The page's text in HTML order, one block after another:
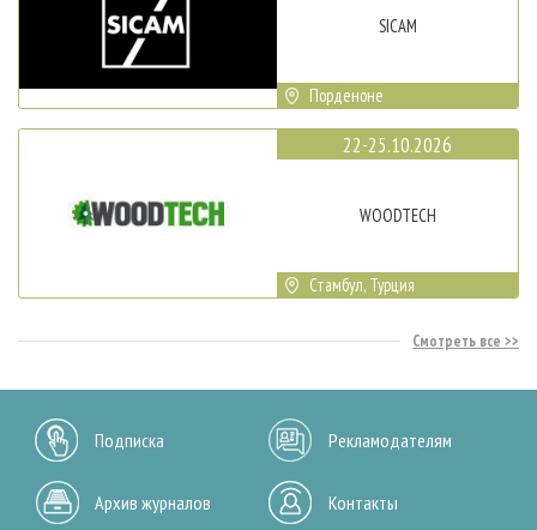
SICAM
Порденоне
22-25.10.2026
WOODTECH
Стамбул, Турция
Смотреть все
Подписка Рекламодателям
Архив журналов Контакты